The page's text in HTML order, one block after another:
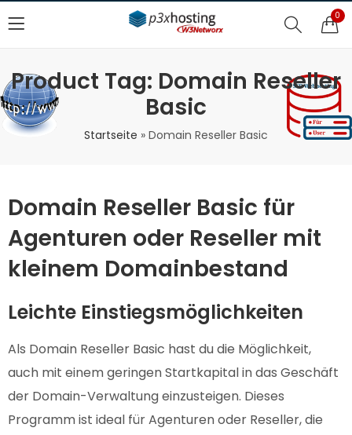
0
Product Tag: Domain Reseller
Basic
Startseite » Domain Reseller Basic
Domain Reseller Basic für
Agenturen oder Reseller mit
kleinem Domainbestand
Leichte Einstiegsmöglichkeiten
Als Domain Reseller Basic hast du die Möglichkeit,
auch mit einem geringen Startkapital in das Geschäft
der Domain-Verwaltung einzusteigen. Dieses
Programm ist ideal für Agenturen oder Reseller, die